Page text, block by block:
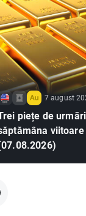
7 august
piețe de
viitoare